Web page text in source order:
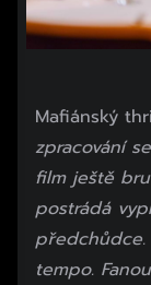
Mafiánský
zpracování
film ještě
postrádá
tempo.